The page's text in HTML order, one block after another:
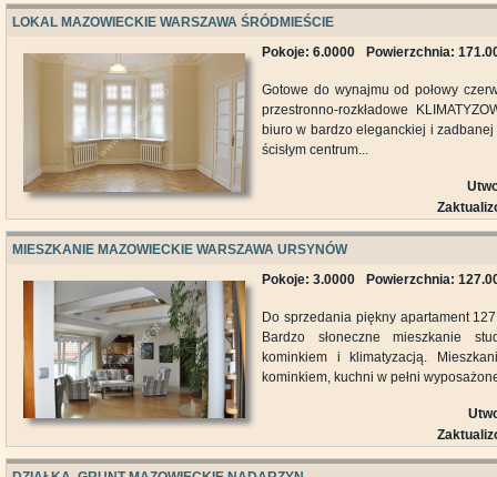
LOKAL MAZOWIECKIE WARSZAWA ŚRÓDMIEŚCIE
Pokoje: 6.0000
Powierzchnia:
Gotowe do wynajmu od połowy
przestronno-rozkładowe
biuro w bardzo eleganckiej i
ścisłym centrum...
MIESZKANIE MAZOWIECKIE WARSZAWA URSYNÓW
Pokoje: 3.0000
Powierzchnia:
Do sprzedania piękny apartament
Bardzo słoneczne mieszkanie
kominkiem i klimatyzacją.
kominkiem, kuchni w pełni